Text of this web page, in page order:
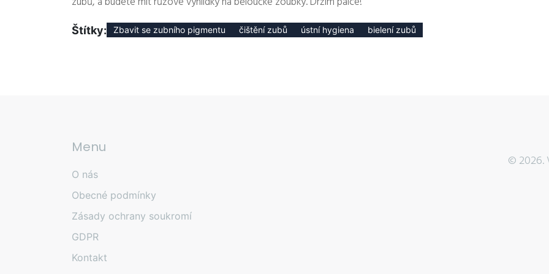
Štítky: Zbavit se zubního pigmentu čištění zubů ústní hygiena bielení zubů
Menu
O nás
Obecné podmínky
Zásady ochrany soukromí
GDPR
Kontakt
© 2026.